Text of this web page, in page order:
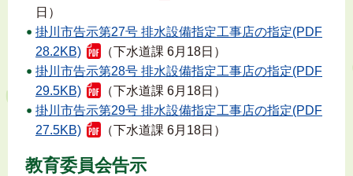
日）
掛川市告示第27号 排水設備指定工事店の指定(PDF
28.2KB)
（下水道課 6月18日）
掛川市告示第28号 排水設備指定工事店の指定(PDF
29.5KB)
（下水道課 6月18日）
掛川市告示第29号 排水設備指定工事店の指定(PDF
27.5KB)
（下水道課 6月18日）
教育委員会告示